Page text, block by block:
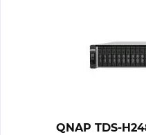
QNAP TDS-